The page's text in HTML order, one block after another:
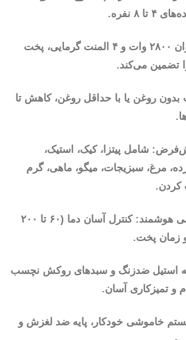
۸ نفره.
توان قدرتمند: با توان ۲۸۰۰ وات و ۴ المنت گرمایی، پخت
تضمین می‌کند.
بدون روغن یا با حداقل روغن، کاهش تا
شامل پیتزا، کیک، استیک،
مرغ، سبزیجات، میگو، ماهی، گرم
کردن.
صفحه نمایش لمسی هوشمند: کنترل آسان دما (۶۰ تا ۲۰۰
زمان پخت.
استیل ضدزنگ و سبدهای روکش نچسب
و تمیزکاری آسان.
خاموشی خودکار، پایه ضد لغزش و